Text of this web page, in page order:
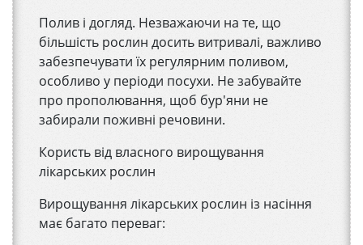
Полив і догляд. Незважаючи на те, що
більшість рослин досить витривалі, важливо
забезпечувати їх регулярним поливом,
особливо у періоди посухи. Не забувайте
про прополювання, щоб бур'яни не
забирали поживні речовини.
Користь від власного вирощування
лікарських рослин
Вирощування лікарських рослин із насіння
має багато переваг: